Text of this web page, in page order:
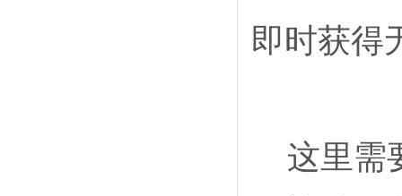
即时获得
这里需